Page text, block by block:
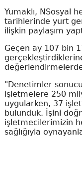
Yumaklı, NSosyal
tarihlerinde yurt
ilişkin paylaşım
Geçen ay 107 bin
"Denetimler
işletmelere 250
uygularken, 37
bulunduk. İşini
işletmecilerimizin
sağlığıyla